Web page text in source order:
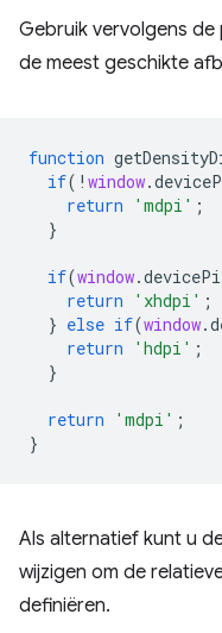
Gebruik vervolgens
de meest geschikte
function
if( ! window.
return
'mdpi' ;
}
if(window.
return
'xhdpi' ;
} else if(window.
return
'hdpi' ;
}
return 'mdpi' ;
}
Als alternatief kunt u
wijzigen om de
definiëren.